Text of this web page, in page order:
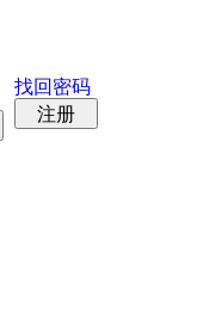
找回密码
注册